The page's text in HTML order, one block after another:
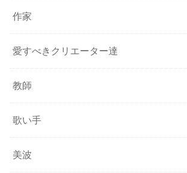
作家
愛すべきクリエーター達
教師
歌い手
美波